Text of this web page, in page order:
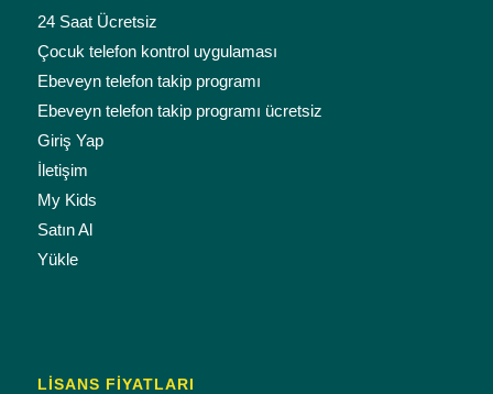
24 Saat Ücretsiz
Çocuk telefon kontrol uygulaması
Ebeveyn telefon takip programı
Ebeveyn telefon takip programı ücretsiz
Giriş Yap
İletişim
My Kids
Satın Al
Yükle
LISANS FIYATLARI